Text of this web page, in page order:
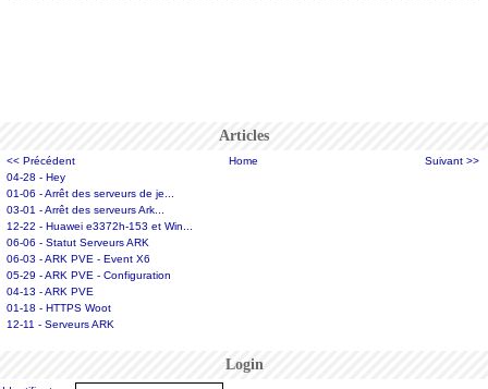
Articles
<< Précédent Home
Suivant >>
04-28 - Hey
01-06 - Arrêt des serveurs de je...
03-01 - Arrêt des serveurs Ark...
12-22 - Huawei e3372h-153 et Win...
06-06 - Statut Serveurs ARK
06-03 - ARK PVE - Event X6
05-29 - ARK PVE - Configuration
04-13 - ARK PVE
01-18 - HTTPS Woot
12-11 - Serveurs ARK
Login